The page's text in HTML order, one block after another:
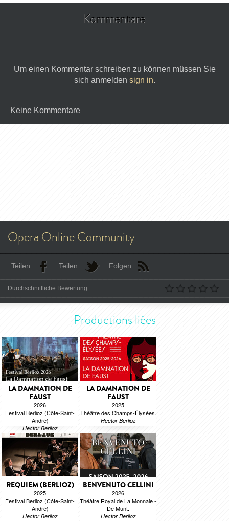
Kommentare
Um einen Kommentar schreiben zu können müssen Sie
sich anmelden sign in.
Keine Kommentare
Opera Online Community
Teilen Teilen Folgen
Durchschnittliche Bewertung
Productions liées
LA DAMNATION DE
FAUST
2026
Festival Berlioz (Côte-Saint-
André)
Hector Berlioz
LA DAMNATION DE
FAUST
2025
Théâtre des Champs-Élysées.
Hector Berlioz
REQUIEM (BERLIOZ)
2025
Festival Berlioz (Côte-Saint-
André)
Hector Berlioz
BENVENUTO CELLINI
2026
Théâtre Royal de La Monnaie -
De Munt.
Hector Berlioz